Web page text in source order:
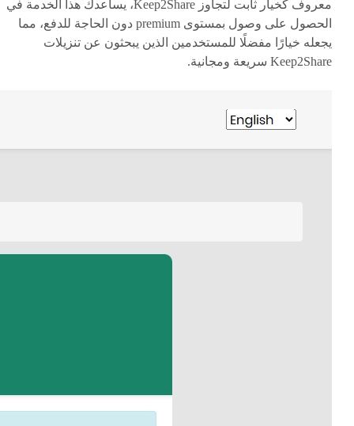
معروف كخيار ثابت لتجاوز Keep2Share، يساعدك هذا الخدمة في
الحصول على وصول بمستوى premium دون الحاجة للدفع، مما
يجعله خيارًا مفضلًا للمستخدمين الذين يبحثون عن تنزيلات
Keep2Share سريعة ومجانية.